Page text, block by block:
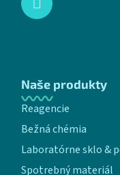
Naše produkty
Reagencie
Bežná chémia
Laboratórne sklo &
Spotrebný materiál